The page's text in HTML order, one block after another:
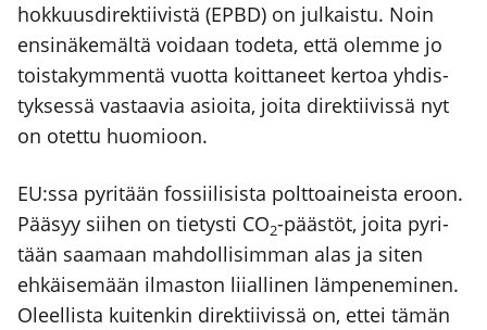
hok­kuus­di­rek­tii­vis­tä (EPBD) on jul­kais­tu. Noin
ensi­nä­ke­mäl­tä voi­daan tode­ta, että olem­me jo
tois­ta­kym­men­tä vuot­ta koit­ta­neet ker­toa yhdis­
tyk­ses­sä vas­taa­via asioi­ta, joi­ta direk­tii­vis­sä nyt
on otet­tu huo­mioon.
EU:ssa pyri­tään fos­sii­li­sis­ta polt­toai­neis­ta eroon.
Pää­syy sii­hen on tie­tys­ti CO2-pääs­töt, joi­ta pyri­
tään saa­maan mah­dol­li­sim­man alas ja siten
ehkäi­se­mään ilmas­ton lii­al­li­nen läm­pe­ne­mi­nen.
Oleel­lis­ta kui­ten­kin direk­tii­vis­sä on, ettei tämän